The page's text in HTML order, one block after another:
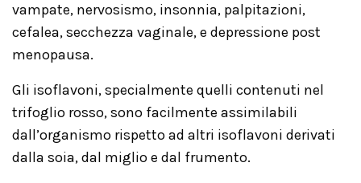
vampate, nervosismo, insonnia, palpitazioni,
cefalea, secchezza vaginale, e depressione post
menopausa.
Gli isoflavoni, specialmente quelli contenuti nel
trifoglio rosso, sono facilmente assimilabili
dall’organismo rispetto ad altri isoflavoni derivati
dalla soia, dal miglio e dal frumento.